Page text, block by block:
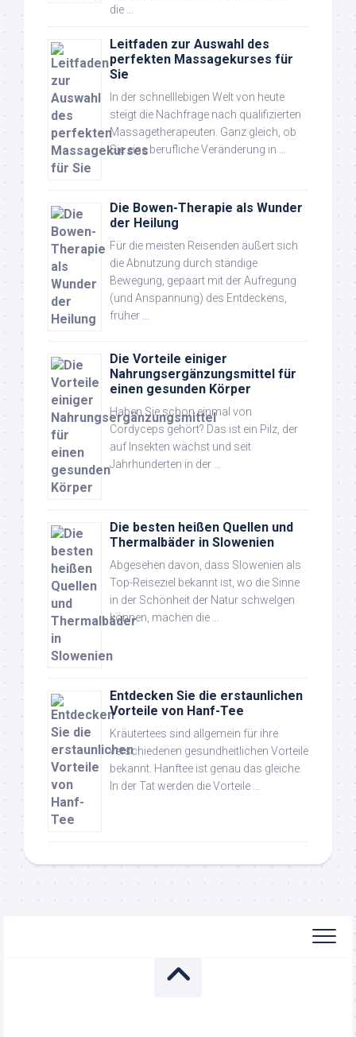
die …
Leitfaden zur Auswahl des
perfekten Massagekurses für
Sie
In der schnelllebigen Welt von heute
steigt die Nachfrage nach qualifizierten
Massagetherapeuten. Ganz gleich, ob
Sie eine berufliche Veränderung in …
Die Bowen-Therapie als Wunder
der Heilung
Für die meisten Reisenden äußert sich
die Abnutzung durch ständige
Bewegung, gepaart mit der Aufregung
(und Anspannung) des Entdeckens,
früher …
Die Vorteile einiger
Nahrungsergänzungsmittel für
einen gesunden Körper
Haben Sie schon einmal von
Cordyceps gehört? Das ist ein Pilz, der
auf Insekten wächst und seit
Jahrhunderten in der …
Die besten heißen Quellen und
Thermalbäder in Slowenien
Abgesehen davon, dass Slowenien als
Top-Reiseziel bekannt ist, wo die Sinne
in der Schönheit der Natur schwelgen
können, machen die …
Entdecken Sie die erstaunlichen
Vorteile von Hanf-Tee
Kräutertees sind allgemein für ihre
verschiedenen gesundheitlichen Vorteile
bekannt. Hanftee ist genau das gleiche.
In der Tat werden die Vorteile …